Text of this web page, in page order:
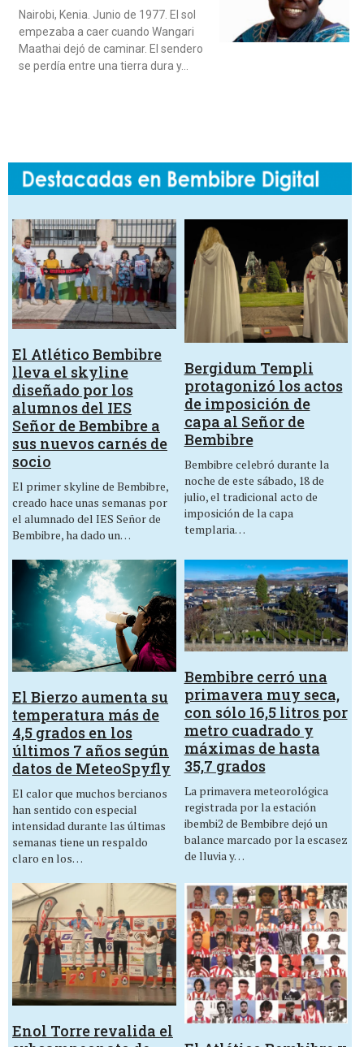
Nairobi, Kenia. Junio de 1977. El sol
empezaba a caer cuando Wangari
Maathai dejó de caminar. El sendero
se perdía entre una tierra dura y…
El Atlético Bembibre
lleva el skyline
diseñado por los
alumnos del IES
Señor de Bembibre a
sus nuevos carnés de
socio
El primer skyline de Bembibre,
creado hace unas semanas por
el alumnado del IES Señor de
Bembibre, ha dado un…
Bergidum Templi
protagonizó los actos
de imposición de
capa al Señor de
Bembibre
Bembibre celebró durante la
noche de este sábado, 18 de
julio, el tradicional acto de
imposición de la capa
templaria…
El Bierzo aumenta su
temperatura más de
4,5 grados en los
últimos 7 años según
datos de MeteoSpyfly
El calor que muchos bercianos
han sentido con especial
intensidad durante las últimas
semanas tiene un respaldo
claro en los…
Bembibre cerró una
primavera muy seca,
con sólo 16,5 litros por
metro cuadrado y
máximas de hasta
35,7 grados
La primavera meteorológica
registrada por la estación
ibembi2 de Bembibre dejó un
balance marcado por la escasez
de lluvia y…
Enol Torre revalida el